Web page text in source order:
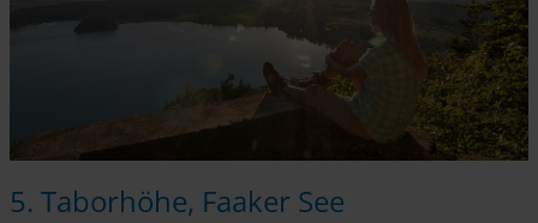
5. Taborhöhe, Faaker See